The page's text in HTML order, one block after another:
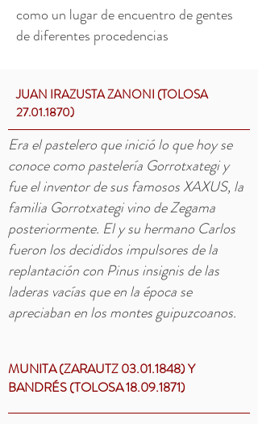
como un lugar de encuentro de gentes
de diferentes procedencias
JUAN IRAZUSTA ZANONI (TOLOSA
27.01.1870)
Era el pastelero que inició lo que hoy se
conoce como pastelería Gorrotxategi y
fue el inventor de sus famosos XAXUS, la
familia Gorrotxategi vino de Zegama
posteriormente. El y su hermano Carlos
fueron los decididos impulsores de la
replantación con Pinus insignis de las
laderas vacías que en la época se
apreciaban en los montes guipuzcoanos.
MUNITA (ZARAUTZ03.01.1848)Y
BANDRÉS (TOLOSA18.09.1871)